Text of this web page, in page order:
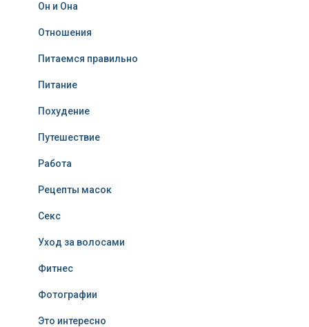
Он и Она
Отношения
Питаемся правильно
Питание
Похудение
Путешествие
Работа
Рецепты масок
Секс
Уход за волосами
Фитнес
Фотографии
Это интересно